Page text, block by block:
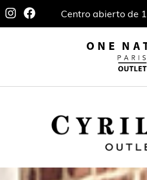
Centro abierto de